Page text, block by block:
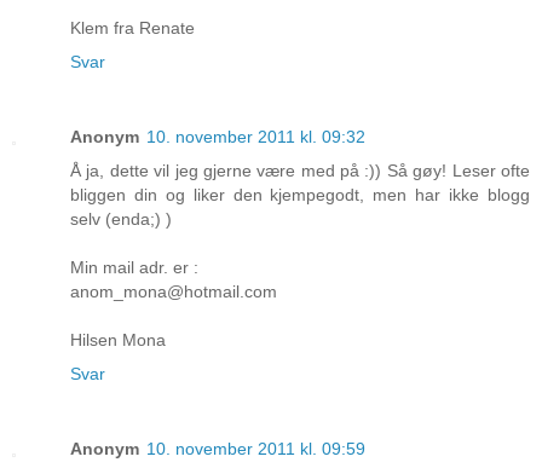
Klem fra Renate
Svar
Anonym 10. november 2011 kl. 09:32
Å ja, dette vil jeg gjerne være med på :)) Så gøy! Leser ofte
bliggen din og liker den kjempegodt, men har ikke blogg
selv (enda;) )
Min mail adr. er :
anom_mona@hotmail.com
Hilsen Mona
Svar
Anonym 10. november 2011 kl. 09:59